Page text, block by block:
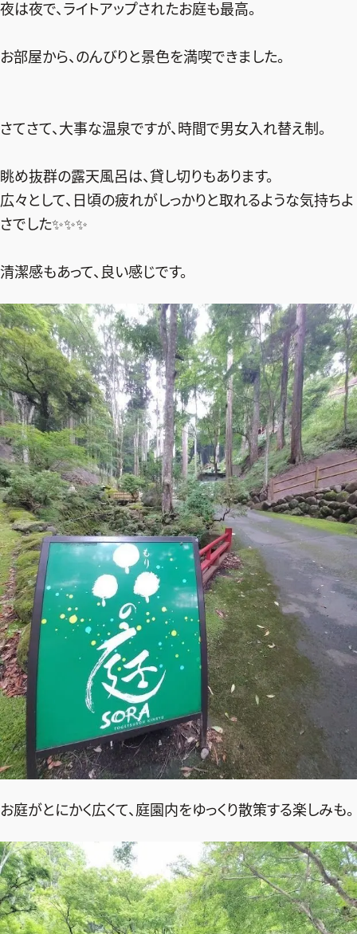
夜は夜で、ライトアップされたお庭も最高。
お部屋から、のんびりと景色を満喫できました。
さてさて、大事な温泉ですが、時間で男女入れ替え制。
眺め抜群の露天風呂は、貸し切りもあります。
広々として、日頃の疲れがしっかりと取れるような気持ちよ
さでした✨️✨️✨️
清潔感もあって、良い感じです。
お庭がとにかく広くて、庭園内をゆっくり散策する楽しみも。